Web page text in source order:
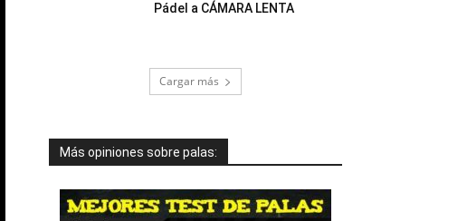
Pádel a CÁMARA LENTA
Cargar más
Más opiniones sobre palas: